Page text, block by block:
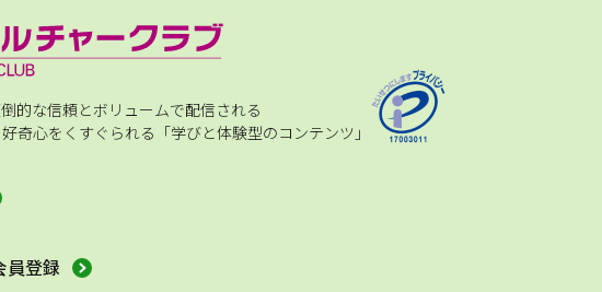
的な信頼とボリュームで配信される
奇心をくすぐられる「学びと体験型のコンテンツ」
員登録